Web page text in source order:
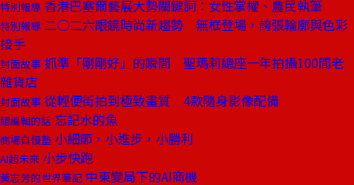
特別報導 香港巴塞爾藝展大勢關鍵詞：女性掌權、農民執筆
特別報導 二○二六眼鏡時尚新趨勢 無框登場，誇張輪廓與色彩
接手
封面故事 抓準「剛剛好」的瞬間 聖瑪莉總座一年拍攝100間老
雜貨店
封面故事 從輕便街拍到極致畫質 4款隨身影像配備
總編輯的話 忘記水的魚
商場自慢塾 小細節，小進步，小勝利
AI超未來 小步快跑
黃志芳的世界筆記 中東變局下的AI商機